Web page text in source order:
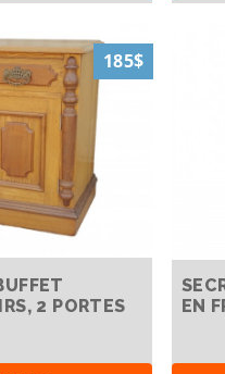
185$
2 PORTES
EN